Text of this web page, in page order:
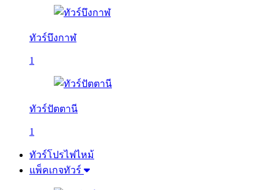
ทัวร์บึงกาฬ
1
ทัวร์ปัตตานี
1
ทัวร์โปรไฟไหม้
แพ็คเกจทัวร์